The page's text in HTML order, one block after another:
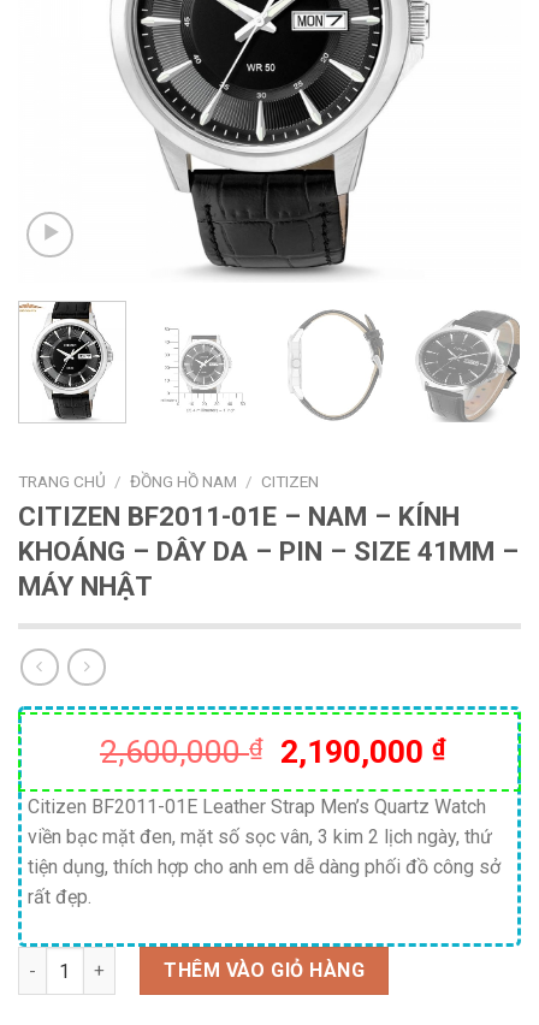
TRANG CHỦ / ĐỒNG HỒ NAM / CITIZEN
CITIZEN BF2011-01E – NAM – KÍNH
KHOÁNG – DÂY DA – PIN – SIZE 41MM –
MÁY NHẬT
2,600,000₫
Giá
gốc
là:
2,600,000 ₫.
2,190,000 ₫Giá
hiện
tại
là:
Citizen BF2011-01E Leather Strap Men’s Quartz Watch
viền bạc mặt đen, mặt số sọc vân, 3 kim 2 lịch ngày, thứ
tiện dụng, thích hợp cho anh em dễ dàng phối đồ công sở
rất đẹp.
Số lượng THÊM VÀO GIỎ HÀNG